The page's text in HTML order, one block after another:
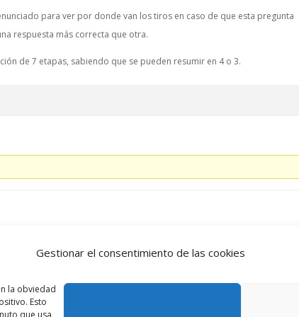
Gestionar el consentimiento de las cookies
la obviedad
Esto
que usa
para ver por donde van los tiros en caso de que esta pregunta
respuesta más correcta que otra.
de 7 etapas, sabiendo que se pueden resumir en 4 o 3.